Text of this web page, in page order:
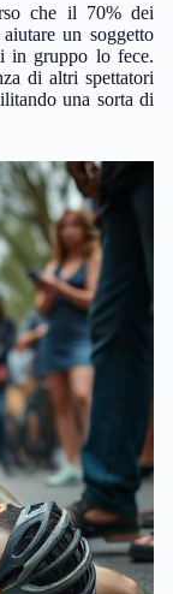
che il 70% dei
un soggetto
in gruppo lo fece.
di altri spettatori
una sorta di